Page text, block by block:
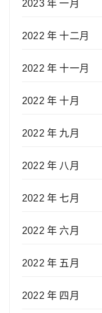
2023 年 一月
2022 年 十二月
2022 年 十一月
2022 年 十月
2022 年 九月
2022 年 八月
2022 年 七月
2022 年 六月
2022 年 五月
2022 年 四月